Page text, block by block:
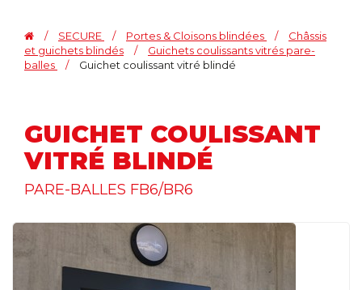
/ SECURE / Portes & Cloisons blindées /
Châssis
et guichets blindés
/
Guichets coulissants vitrés pare-
balles
/ Guichet coulissant vitré blindé
GUICHET COULISSANT
VITRÉ BLINDÉ
PARE-BALLES FB6/BR6